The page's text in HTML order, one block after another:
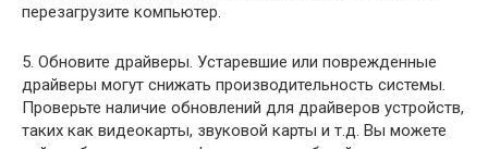
перезагрузите компьютер.
5. Обновите драйверы. Устаревшие или поврежденные
драйверы могут снижать производительность системы.
Проверьте наличие обновлений для драйверов устройств,
таких как видеокарты, звуковой карты и т.д. Вы можете